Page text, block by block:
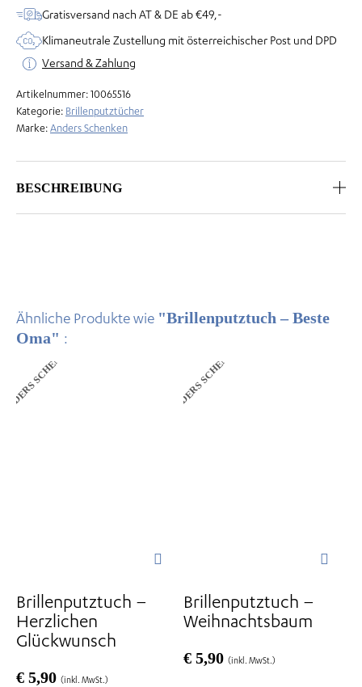
Gratisversand nach AT & DE ab €49,-
Klimaneutrale Zustellung mit österreichischer Post und DPD
Versand & Zahlung
Artikelnummer:10065516
Kategorie: Brillenputztücher
Marke:Anders Schenken
BESCHREIBUNG
Ähnliche Produkte wie "Brillenputztuch – Beste
Oma" :
ANDERS SCHENKEN
Brillenputztuch –
Herzlichen
Glückwunsch
€ 5,90 (inkl. MwSt.)
ANDERS SCHENKEN
Brillenputztuch –
Weihnachtsbaum
€5,90 (inkl. MwSt.)